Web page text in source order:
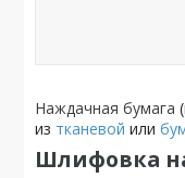
Наждачная бумага
из тканевой или
Шлифовка